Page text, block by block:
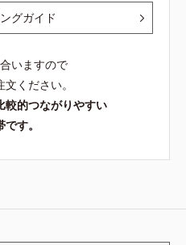
グガイド
いますので
ください。
較的つながりやすい
す。